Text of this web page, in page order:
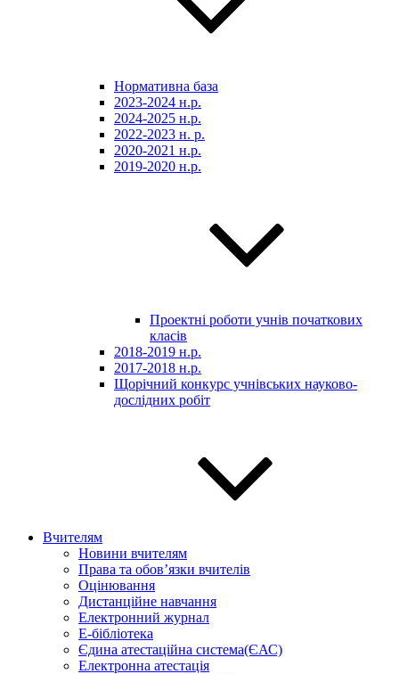
Нормативна база
2023-2024 н.р.
2024-2025 н.р.
2022-2023 н. р.
2020-2021 н.р.
2019-2020 н.р.
Проектні роботи учнів початкових
класів
2018-2019 н.р.
2017-2018 н.р.
Щорічний конкурс учнівських науково-
дослідних робіт
Вчителям
Новини вчителям
Права та обов’язки вчителів
Оцінювання
Дистанційне навчання
Електронний журнал
E-бібліотека
Єдина атестаційна система(ЄАС)
Електронна атестація